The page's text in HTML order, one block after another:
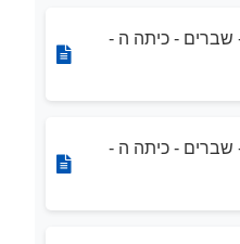
שברים - כיתה ה -
שברים - כיתה ה -